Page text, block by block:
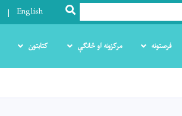
SEARCH
English
فرصتونه مرکزونه او څانګې کتابتون